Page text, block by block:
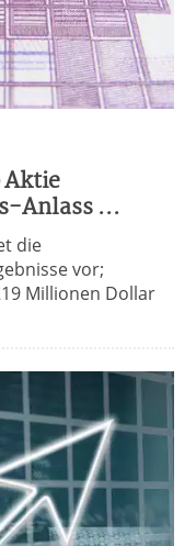
Anlass ...
die
vor;
Millionen Dollar